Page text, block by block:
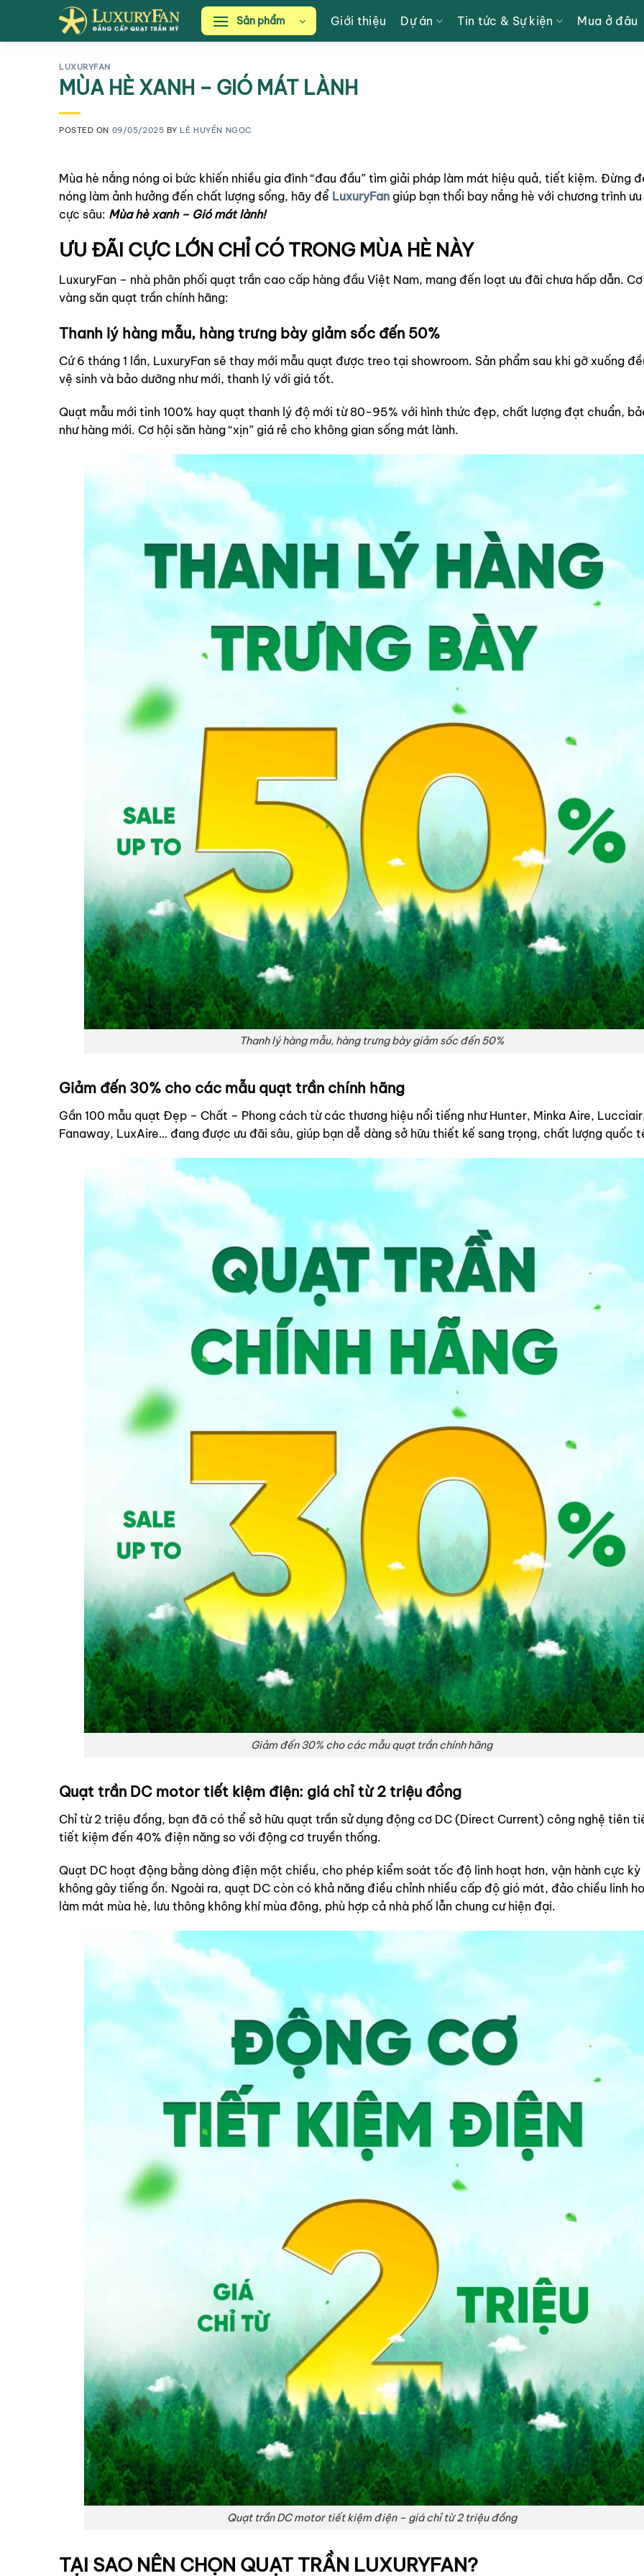
content
Sản phẩm Giới thiệu Dự án Tin tức & Sự kiện Mua ở đâu
LUXURYFAN
MÙA HÈ XANH – GIÓ MÁT LÀNH
POSTED ON 09/05/2025 BY LÊ HUYỀN NGỌC
Mùa hè nắng nóng oi bức khiến nhiều gia đình “đau đầu” tìm giải pháp làm mát hiệu quả, tiết kiệm. Đừng
nóng làm ảnh hưởng đến chất lượng sống, hãy để LuxuryFan giúp bạn thổi bay nắng hè với chương trình
cực sâu: Mùa hè xanh – Gió mát lành!
ƯU ĐÃI CỰC LỚN CHỈ CÓ TRONG MÙA HÈ NÀY
LuxuryFan – nhà phân phối quạt trần cao cấp hàng đầu Việt Nam, mang đến loạt ưu đãi chưa hấp dẫn.
vàng săn quạt trần chính hãng:
Thanh lý hàng mẫu, hàng trưng bày giảm sốc đến 50%
Cứ 6 tháng 1 lần, LuxuryFan sẽ thay mới mẫu quạt được treo tại showroom. Sản phẩm sau khi gỡ xuống
vệ sinh và bảo dưỡng như mới, thanh lý với giá tốt.
Quạt mẫu mới tinh 100% hay quạt thanh lý độ mới từ 80-95% với hình thức đẹp, chất lượng đạt chuẩn,
như hàng mới. Cơ hội săn hàng “xịn” giá rẻ cho không gian sống mát lành.
Thanh lý hàng mẫu, hàng trưng bày giảm sốc đến 50%
Giảm đến 30% cho các mẫu quạt trần chính hãng
Gần 100 mẫu quạt Đẹp – Chất – Phong cách từ các thương hiệu nổi tiếng như Hunter, Minka Aire,
Fanaway, LuxAire… đang được ưu đãi sâu, giúp bạn dễ dàng sở hữu thiết kế sang trọng, chất lượng quốc
Giảm đến 30% cho các mẫu quạt trần chính hãng
Quạt trần DC motor tiết kiệm điện: giá chỉ từ 2 triệu đồng
Chỉ từ 2 triệu đồng, bạn đã có thể sở hữu quạt trần sử dụng động cơ DC (Direct Current) công nghệ tiên
tiết kiệm đến 40% điện năng so với động cơ truyền thống.
Quạt DC hoạt động bằng dòng điện một chiều, cho phép kiểm soát tốc độ linh hoạt hơn, vận hành cực kỳ
không gây tiếng ồn. Ngoài ra, quạt DC còn có khả năng điều chỉnh nhiều cấp độ gió mát, đảo chiều linh
làm mát mùa hè, lưu thông không khí mùa đông, phù hợp cả nhà phố lẫn chung cư hiện đại.
Quạt trần DC motor tiết kiệm điện – giá chỉ từ 2 triệu đồng
TẠI SAO NÊN CHỌN QUẠT TRẦN LUXURYFAN?